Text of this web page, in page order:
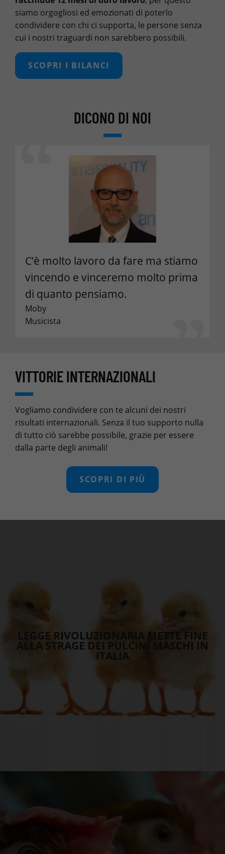
siamo orgogliosi ed emozionati di poterlo
condividere con chi ci supporta, le persone senza
cui i nostri traguardi non sarebbero possibili.
SCOPRI I BILANCI
DICONO DI NOI
C’è molto lavoro da fare ma stiamo
vincendo e vinceremo molto prima
di quanto pensiamo.
Moby
Musicista
VITTORIE INTERNAZIONALI
Vogliamo condividere con te alcuni dei nostri
risultati internazionali. Senza il tuo supporto nulla
di tutto ciò sarebbe possibile, grazie per essere
dalla parte degli animali!
SCOPRI DI PIÙ
LEGGE RIVOLUZIONARIA METTE FINE
ALLA STRAGE DEI PULCINI MASCHI IN
ITALIA